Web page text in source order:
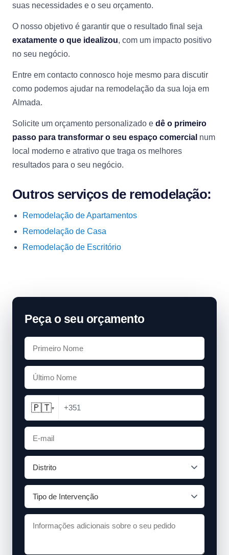
suas necessidades e o seu orçamento.
O nosso objetivo é garantir que o resultado final seja
exatamente o que idealizou, com um impacto positivo
no seu negócio.
Entre em contacto connosco hoje mesmo para discutir
como podemos ajudar na remodelação da sua loja em
Almada.
Solicite um orçamento personalizado e dê o primeiro
passo para transformar o seu espaço comercial num
local moderno e atrativo que traga os melhores
resultados para o seu negócio.
Outros serviços de remodelação:
Remodelação de Apartamentos
Remodelação de Casa
Remodelação de Escritório
Peça o seu orçamento
🇵🇹▾ +351